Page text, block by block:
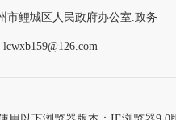
市鲤城区人民政府办公室.政务